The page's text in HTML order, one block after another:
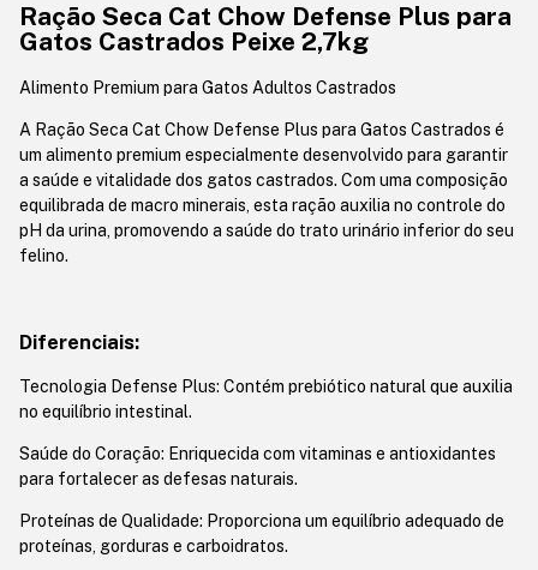
Ração Seca Cat Chow Defense Plus para
Gatos Castrados Peixe 2,7kg
Alimento Premium para Gatos Adultos Castrados
A Ração Seca Cat Chow Defense Plus para Gatos Castrados é
um alimento premium especialmente desenvolvido para garantir
a saúde e vitalidade dos gatos castrados. Com uma composição
equilibrada de macro minerais, esta ração auxilia no controle do
pH da urina, promovendo a saúde do trato urinário inferior do seu
felino.
Diferenciais:
Tecnologia Defense Plus: Contém prebiótico natural que auxilia
no equilíbrio intestinal.
Saúde do Coração: Enriquecida com vitaminas e antioxidantes
para fortalecer as defesas naturais.
Proteínas de Qualidade: Proporciona um equilíbrio adequado de
proteínas, gorduras e carboidratos.